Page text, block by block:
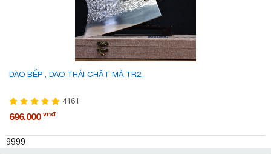
DAO BẾP , DAO THÁI CHẶT MÃ TR2
4161
696.000 vnđ
9999